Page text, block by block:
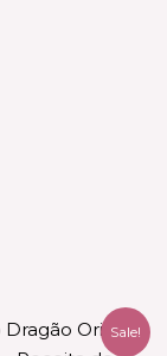
Sale!
O
preço
Este